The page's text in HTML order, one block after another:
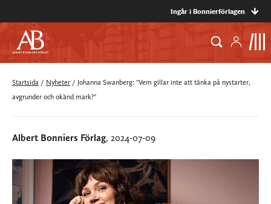
Ingår i Bonnierförlagen
Startsida / Nyheter / Johanna Swanberg: "Vem gillar inte att tänka på nystarter,
avgrunder och okänd mark?"
Albert Bonniers Förlag, 2024-07-09